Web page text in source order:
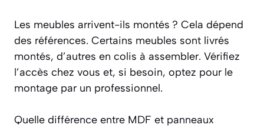
Les meubles arrivent-ils montés ? Cela dépend
des références. Certains meubles sont livrés
montés, d’autres en colis à assembler. Vérifiez
l’accès chez vous et, si besoin, optez pour le
montage par un professionnel.
Quelle différence entre MDF et panneaux